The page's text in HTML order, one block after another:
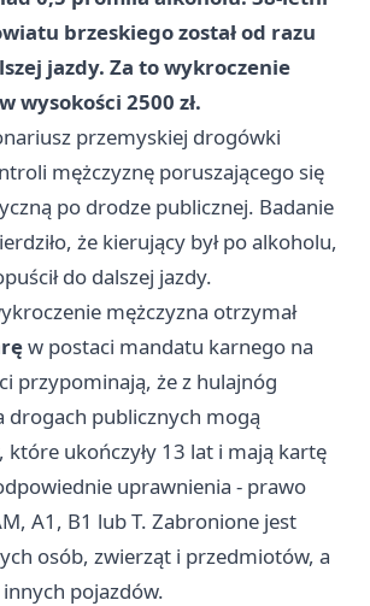
brzeskiego został od razu
jazdy. Za to wykroczenie
wysokości 2500 zł.
przemyskiej drogówki
mężczyznę poruszającego się
po drodze publicznej. Badanie
że kierujący był po alkoholu,
do dalszej jazdy.
mężczyzna otrzymał
w postaci mandatu karnego na
przypominają, że z hulajnóg
drogach publicznych mogą
które ukończyły 13 lat i mają kartę
uprawnienia - prawo
A1, B1 lub T. Zabronione jest
osób, zwierząt i przedmiotów, a
pojazdów.